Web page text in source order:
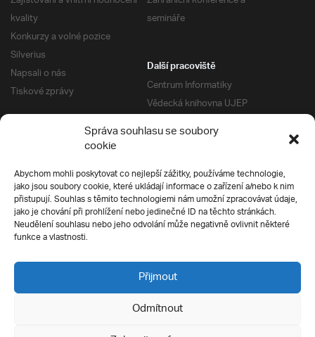
Správa souhlasu se soubory
cookie
Abychom mohli poskytovat co nejlepší zážitky, používáme technologie,
jako jsou soubory cookie, které ukládají informace o zařízení a/nebo k nim
přistupují. Souhlas s těmito technologiemi nám umožní zpracovávat údaje,
jako je chování při prohlížení nebo jedinečné ID na těchto stránkách.
Neudělení souhlasu nebo jeho odvolání může negativně ovlivnit některé
funkce a vlastnosti.
Přijmout
Odmítnout
kvality
Konkurzy a volné pozice
Silverius
Napsali o nás
Tiskové zprávy
semináře
Další pracoviště
Centrum Informatiky
Vědecká knihovna UJEP
Správa kolejí a menz
Univerzitní centrum podpory
Silverius
Pro uchazeče
Přijímací řízení
E-prihlaska
Přípravné kurzy
Ochrana soukromí